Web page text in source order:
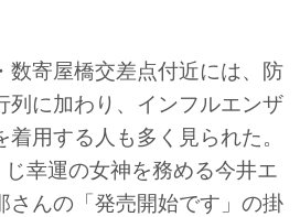
寄屋橋交差点付近には、防
列に加わり、インフルエンザ
用する人も多く見られた。
幸運の女神を務める今井エ
さんの「発売開始です」の掛